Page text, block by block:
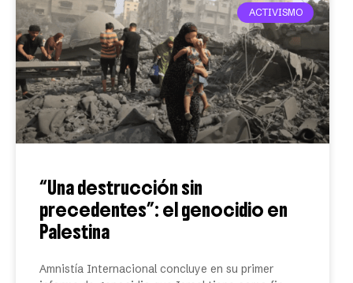
ACTIVISMO
“Una destrucción sin
precedentes”: el genocidio en
Palestina
Amnistía Internacional concluye en su primer